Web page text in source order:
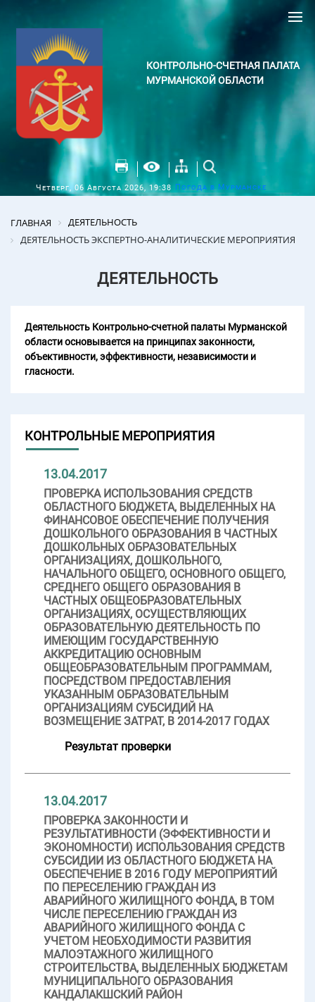
КОНТРОЛЬНО-СЧЕТНАЯ ПАЛАТА
МУРМАНСКОЙ ОБЛАСТИ
Четверг, 06 Августа 2026, 19:38 Погода в Мурманске
ГЛАВНАЯ
ДЕЯТЕЛЬНОСТЬ
ДЕЯТЕЛЬНОСТЬ ЭКСПЕРТНО-АНАЛИТИЧЕСКИЕ МЕРОПРИЯТИЯ
ДЕЯТЕЛЬНОСТЬ
Деятельность Контрольно-счетной палаты Мурманской
области основывается на принципах законности,
объективности, эффективности, независимости и
гласности.
КОНТРОЛЬНЫЕ МЕРОПРИЯТИЯ
13.04.2017
ПРОВЕРКА ИСПОЛЬЗОВАНИЯ СРЕДСТВ
ОБЛАСТНОГО БЮДЖЕТА, ВЫДЕЛЕННЫХ НА
ФИНАНСОВОЕ ОБЕСПЕЧЕНИЕ ПОЛУЧЕНИЯ
ДОШКОЛЬНОГО ОБРАЗОВАНИЯ В ЧАСТНЫХ
ДОШКОЛЬНЫХ ОБРАЗОВАТЕЛЬНЫХ
ОРГАНИЗАЦИЯХ, ДОШКОЛЬНОГО,
НАЧАЛЬНОГО ОБЩЕГО, ОСНОВНОГО ОБЩЕГО,
СРЕДНЕГО ОБЩЕГО ОБРАЗОВАНИЯ В
ЧАСТНЫХ ОБЩЕОБРАЗОВАТЕЛЬНЫХ
ОРГАНИЗАЦИЯХ, ОСУЩЕСТВЛЯЮЩИХ
ОБРАЗОВАТЕЛЬНУЮ ДЕЯТЕЛЬНОСТЬ ПО
ИМЕЮЩИМ ГОСУДАРСТВЕННУЮ
АККРЕДИТАЦИЮ ОСНОВНЫМ
ОБЩЕОБРАЗОВАТЕЛЬНЫМ ПРОГРАММАМ,
ПОСРЕДСТВОМ ПРЕДОСТАВЛЕНИЯ
УКАЗАННЫМ ОБРАЗОВАТЕЛЬНЫМ
ОРГАНИЗАЦИЯМ СУБСИДИЙ НА
ВОЗМЕЩЕНИЕ ЗАТРАТ, В 2014-2017 ГОДАХ
Результат проверки
13.04.2017
ПРОВЕРКА ЗАКОННОСТИ И
РЕЗУЛЬТАТИВНОСТИ (ЭФФЕКТИВНОСТИ И
ЭКОНОМНОСТИ) ИСПОЛЬЗОВАНИЯ СРЕДСТВ
СУБСИДИИ ИЗ ОБЛАСТНОГО БЮДЖЕТА НА
ОБЕСПЕЧЕНИЕ В 2016 ГОДУ МЕРОПРИЯТИЙ
ПО ПЕРЕСЕЛЕНИЮ ГРАЖДАН ИЗ
АВАРИЙНОГО ЖИЛИЩНОГО ФОНДА, В ТОМ
ЧИСЛЕ ПЕРЕСЕЛЕНИЮ ГРАЖДАН ИЗ
АВАРИЙНОГО ЖИЛИЩНОГО ФОНДА С
УЧЕТОМ НЕОБХОДИМОСТИ РАЗВИТИЯ
МАЛОЭТАЖНОГО ЖИЛИЩНОГО
СТРОИТЕЛЬСТВА, ВЫДЕЛЕННЫХ БЮДЖЕТАМ
МУНИЦИПАЛЬНОГО ОБРАЗОВАНИЯ
КАНДАЛАКШСКИЙ РАЙОН